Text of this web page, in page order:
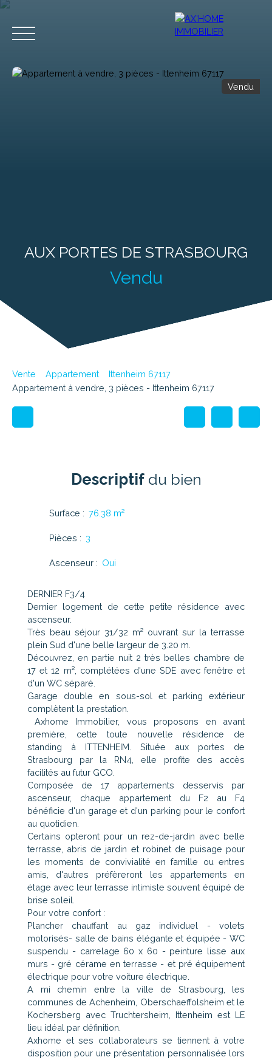
Vendu
AUX PORTES DE STRASBOURG
Vendu
Vente Appartement
Ittenheim 67117
Appartement à vendre, 3 pièces - Ittenheim 67117
Descriptifdu bien
Surface : 76.38 m²
Pièces : 3
Ascenseur : Oui
DERNIER F3/4
Dernier logement de cette petite résidence avec
ascenseur.
Très beau séjour 31/32 m² ouvrant sur la terrasse
plein Sud d'une belle largeur de 3.20 m.
Découvrez, en partie nuit 2 très belles chambre de
17 et 12 m², complétées d'une SDE avec fenêtre et
d'un WC séparé.
Garage double en sous-sol et parking extérieur
complètent la prestation.
Axhome Immobilier, vous proposons en avant
première, cette toute nouvelle résidence de
standing à ITTENHEIM. Située aux portes de
Strasbourg par la RN4, elle profite des accès
facilités au futur GCO.
Composée de 17 appartements desservis par
ascenseur, chaque appartement du F2 au F4
bénéficie d'un garage et d'un parking pour le confort
au quotidien.
Certains opteront pour un rez-de-jardin avec belle
terrasse, abris de jardin et robinet de puisage pour
les moments de convivialité en famille ou entres
amis, d'autres préfèreront les appartements en
étage avec leur terrasse intimiste souvent équipé de
brise soleil.
Pour votre confort :
Plancher chauffant au gaz individuel - volets
motorisés- salle de bains élégante et équipée - WC
suspendu - carrelage 60 x 60 - peinture lisse aux
murs - gré cérame en terrasse - et pré équipement
électrique pour votre voiture électrique.
A mi chemin entre la ville de Strasbourg, les
communes de Achenheim, Oberschaeffolsheim et le
Kochersberg avec Truchtersheim, Ittenheim est LE
lieu idéal par définition.
Axhome et ses collaborateurs se tiennent à votre
disposition pour une présentation personnalisée lors